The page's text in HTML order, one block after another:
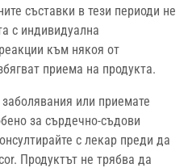
съставки в тези периоди не
с индивидуална
към някоя от
приема на продукта.
или приемате
за сърдечно-съдови
с лекар преди да
Продуктът не трябва да